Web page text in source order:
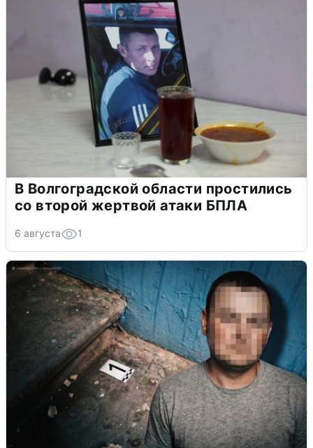
В Волгоградской области простились
со второй жертвой атаки БПЛА
6 августа 1